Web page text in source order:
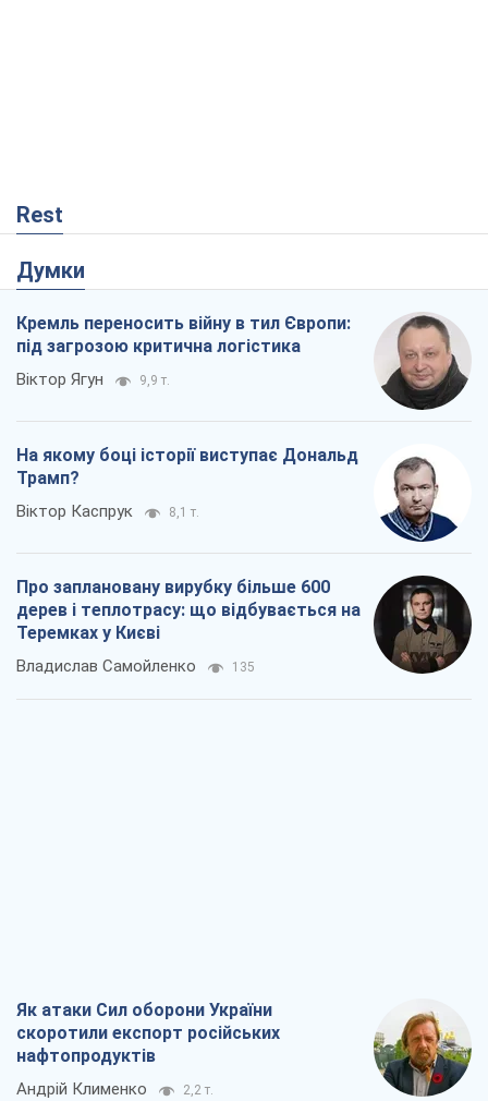
Rest
Думки
Кремль переносить війну в тил Європи:
під загрозою критична логістика
Віктор Ягун 9,9 т.
На якому боці історії виступає Дональд
Трамп?
Віктор Каспрук 8,1 т.
Про заплановану вирубку більше 600
дерев і теплотрасу: що відбувається на
Теремках у Києві
Владислав Самойленко 135
Як атаки Сил оборони України
скоротили експорт російських
нафтопродуктів
Андрій Клименко 2,2 т.